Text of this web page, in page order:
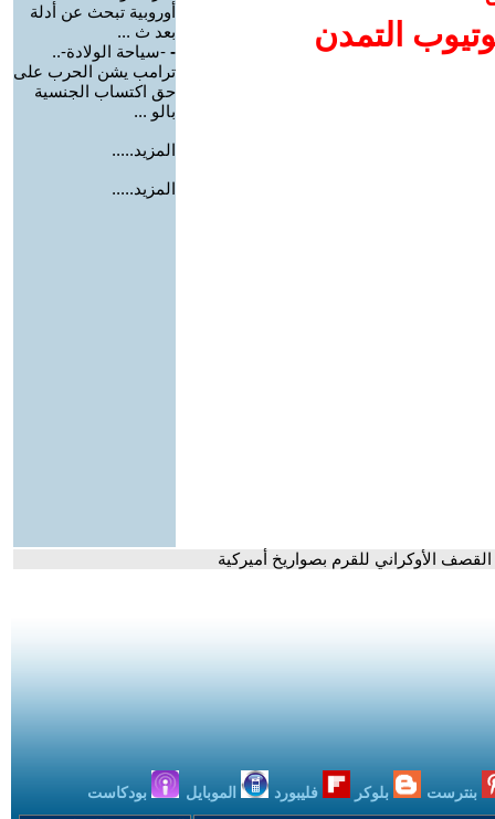
التمدن
أوروبية تبحث عن أدلة
بعد ث ...
- -سياحة الولادة-..
ترامب يشن الحرب على
حق اكتساب الجنسية
بالو ...
المزيد.....
المزيد.....
الأوكراني للقرم بصواريخ أميركية
بنترست بلوكر فليبورد الموبايل بودكاست